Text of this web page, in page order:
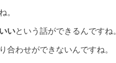
。
いという話ができるんですね
合わせができないんですね。